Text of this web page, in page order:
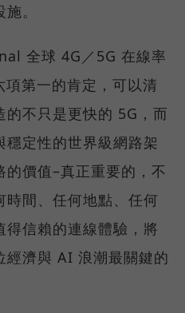
。
全球 4G／5G 在線率
第一的肯定，可以清
不只是更快的 5G，而
定性的世界級網路架
價值–真正重要的，不
間、任何地點、任何
信賴的連線體驗，將
經濟與 AI 浪潮最關鍵的